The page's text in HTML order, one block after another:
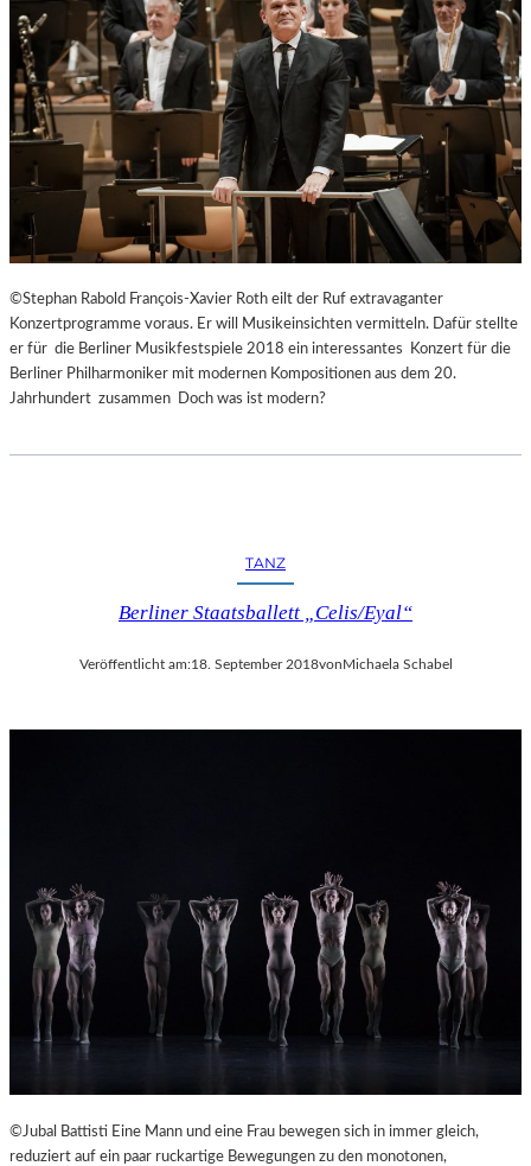
©Stephan Rabold François-Xavier Roth eilt der Ruf extravaganter
Konzertprogramme voraus. Er will Musikeinsichten vermitteln. Dafür stellte
er für die Berliner Musikfestspiele 2018 ein interessantes Konzert für die
Berliner Philharmoniker mit modernen Kompositionen aus dem 20.
Jahrhundert zusammen Doch was ist modern?
TANZ
Berliner Staatsballett „Celis/Eyal“
Veröffentlicht am:18. September 2018von Michaela Schabel
©Jubal Battisti Eine Mann und eine Frau bewegen sich in immer gleich,
reduziert auf ein paar ruckartige Bewegungen zu den monotonen,